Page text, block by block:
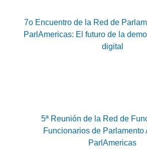
7o Encuentro de la Red de
ParlAmericas: El futuro de la
digital
5ª Reunión de la Red de
Funcionarios de Parlamento
ParlAmericas